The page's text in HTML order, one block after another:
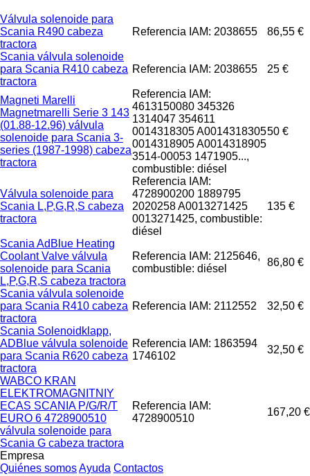
Válvula solenoide para
Scania R490 cabeza
tractora
Referencia IAM: 2038655 86,55 €
Scania válvula solenoide
para Scania R410 cabeza
tractora
Referencia IAM: 2038655 25 €
Magneti Marelli
Magnetmarelli Serie 3 143
(01.88-12.96) válvula
solenoide para Scania 3-
series (1987-1998) cabeza
tractora
Referencia IAM:
4613150080 345326
1314047 354611
0014318305 A0014318305
0014318905 A0014318905
3514-00053 1471905...,
combustible: diésel
50 €
Válvula solenoide para
Scania L,P,G,R,S cabeza
tractora
Referencia IAM:
4728900200 1889795
2020258 A0013271425
0013271425, combustible:
diésel
135 €
Scania AdBlue Heating
Coolant Valve válvula
solenoide para Scania
L,P,G,R,S cabeza tractora
Referencia IAM: 2125646,
combustible: diésel
86,80 €
Scania válvula solenoide
para Scania R410 cabeza
tractora
Referencia IAM: 2112552 32,50 €
Scania Solenoidklapp,
ADBlue válvula solenoide
para Scania R620 cabeza
tractora
Referencia IAM: 1863594
1746102
32,50 €
WABCO KRAN
ELEKTROMAGNITNIY
ECAS SCANIA P/G/R/T
EURO 6 4728900510
válvula solenoide para
Scania G cabeza tractora
Referencia IAM:
4728900510
167,20 €
Empresa
Quiénes somosAyuda Contactos